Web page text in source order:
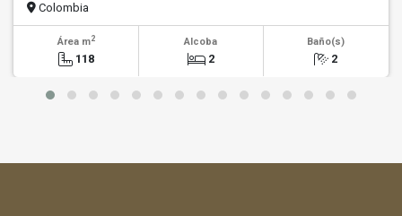
Colombia
Área m2
118
Alcoba
2
Baño(s)
2